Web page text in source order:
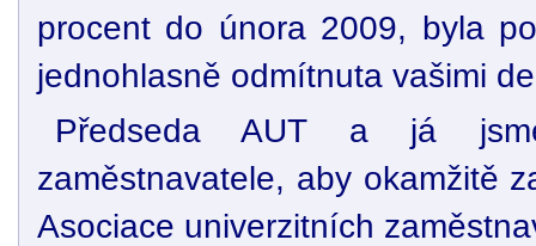
procent do února 2009, byla
jednohlasně odmítnuta vašimi
Předseda AUT a já
zaměstnavatele, aby okamžitě
Asociace univerzitních